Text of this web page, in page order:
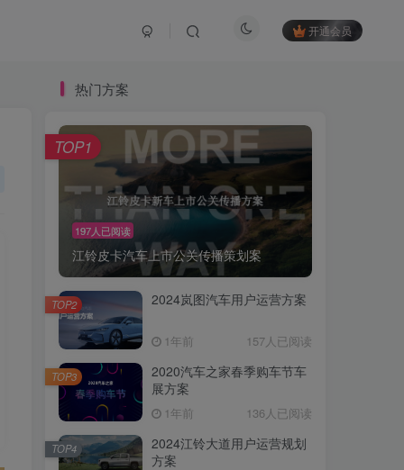
开通会员
热门方案
197人已阅读
江铃皮卡汽车上市公关传播策划案
TOP1
2024岚图汽车用户运营方案
1年前 157人已阅读
TOP2
2020汽车之家春季购车节车
展方案
1年前 136人已阅读
TOP3
2024江铃大道用户运营规划
方案
TOP4